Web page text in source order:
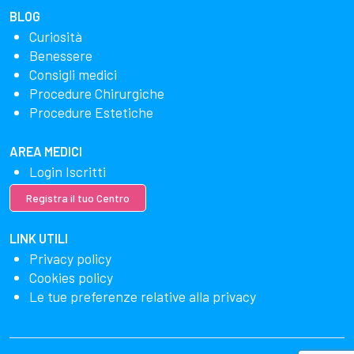
BLOG
Curiosità
Benessere
Consigli medici
Procedure Chirurgiche
Procedure Estetiche
AREA MEDICI
Login Iscritti
Registra il tuo Centro
LINK UTILI
Privacy policy
Cookies policy
Le tue preferenze relative alla privacy